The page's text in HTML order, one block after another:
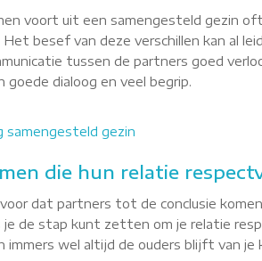
voort uit een samengesteld gezin
besef van deze verschillen kan al
tussen de partners goed
dialoog en veel begrip.
samengesteld gezin
die hun relatie
dat partners tot de conclusie
je de stap kunt zetten om je relatie
immers wel altijd de ouders blijft van